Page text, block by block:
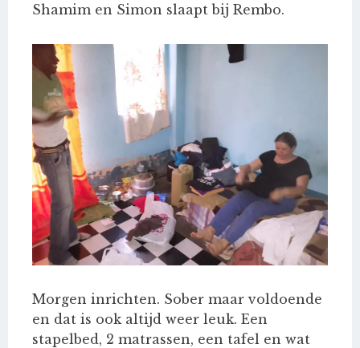
Shamim en Simon slaapt bij Rembo.
Morgen inrichten. Sober maar voldoende
en dat is ook altijd weer leuk. Een
stapelbed, 2 matrassen, een tafel en wat